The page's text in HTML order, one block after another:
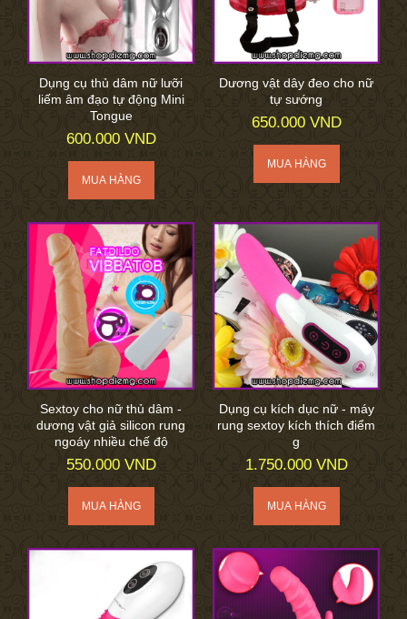
Dụng cụ thủ dâm nữ lưỡi
liếm âm đạo tự động Mini
Tongue
600.000 VND
Dương vật dây đeo cho nữ
tự sướng
650.000 VND
Sextoy cho nữ thủ dâm -
dương vật giả silicon rung
ngoáy nhiều chế độ
550.000 VND
Dụng cụ kích dục nữ - máy
rung sextoy kích thích điểm
g
1.750.000 VND